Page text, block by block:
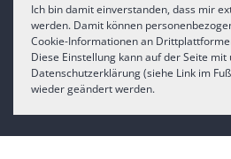
Ich bin damit einverstanden, dass mir
werden. Damit können
Cookie-Informationen an
Diese Einstellung kann auf der Seite mit
Datenschutzerklärung (siehe Link im
wieder geändert werden.